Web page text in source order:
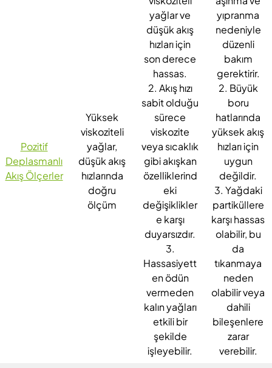
Pozitif
Deplasmanlı
Akış Ölçerler
Yüksek
viskoziteli
yağlar,
düşük akış
hızlarında
doğru
ölçüm
yağlar ve
düşük akış
hızları için
son derece
hassas.
2. Akış hızı
sabit olduğu
sürece
viskozite
veya sıcaklık
gibi akışkan
özelliklerind
eki
değişiklikler
e karşı
duyarsızdır.
3.
Hassasiyett
en ödün
vermeden
kalın yağları
etkili bir
şekilde
işleyebilir.
yıpranma
nedeniyle
düzenli
bakım
gerektirir.
2. Büyük
boru
hatlarında
yüksek akış
hızları için
uygun
değildir.
3. Yağdaki
partiküllere
karşı hassas
olabilir, bu
da
tıkanmaya
neden
olabilir veya
dahili
bileşenlere
zarar
verebilir.